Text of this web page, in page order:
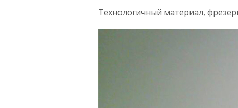
Технологичный материал,